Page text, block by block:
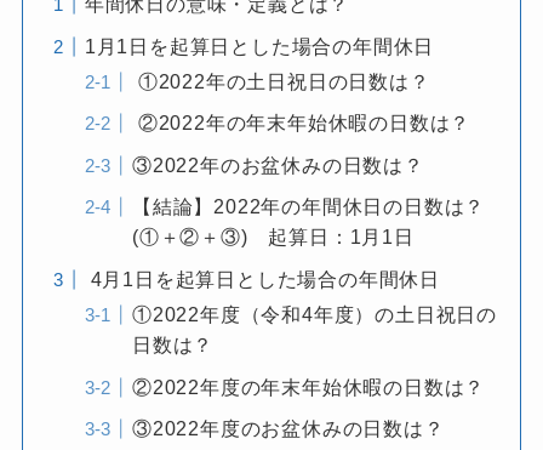
年間休日の意味・定義とは？
1月1日を起算日とした場合の年間休日
①2022年の土日祝日の日数は？
②2022年の年末年始休暇の日数は？
③2022年のお盆休みの日数は？
【結論】2022年の年間休日の日数は？
(①＋②＋③) 起算日：1月1日
4月1日を起算日とした場合の年間休日
①2022年度（令和4年度）の土日祝日の
日数は？
②2022年度の年末年始休暇の日数は？
③2022年度のお盆休みの日数は？